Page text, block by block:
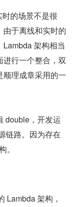
的场景不是很
于离线和实时的
架构相当
行一个整合，双
理成章采用的一
double，开发运
链路。因为存在
Lambda 架构，